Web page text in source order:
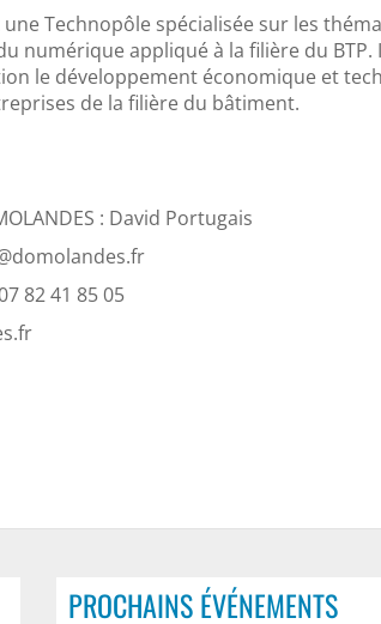
Technopôle spécialisée sur les
numérique appliqué à la filière du BTP.
le développement économique et
de la filière du bâtiment.
: David Portugais
82 41 85 05
PROCHAINS ÉVÉNEMENTS